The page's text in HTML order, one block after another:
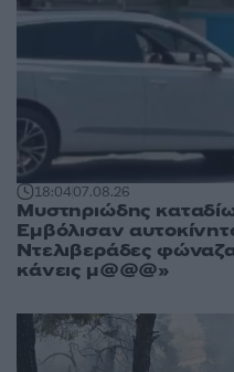
18:0407.08.26
Μυστηριώδης
Εμβόλισαν
Ντελιβεράδες
κάνεις μ@@@»